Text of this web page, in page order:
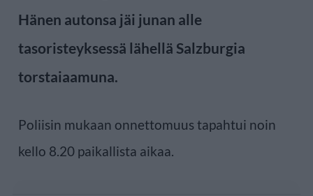
Hänen autonsa jäi junan alle
tasoristeyksessä lähellä Salzburgia
torstaiaamuna.
Poliisin mukaan onnettomuus tapahtui noin
kello 8.20 paikallista aikaa.